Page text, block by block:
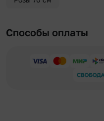
Способы оплаты